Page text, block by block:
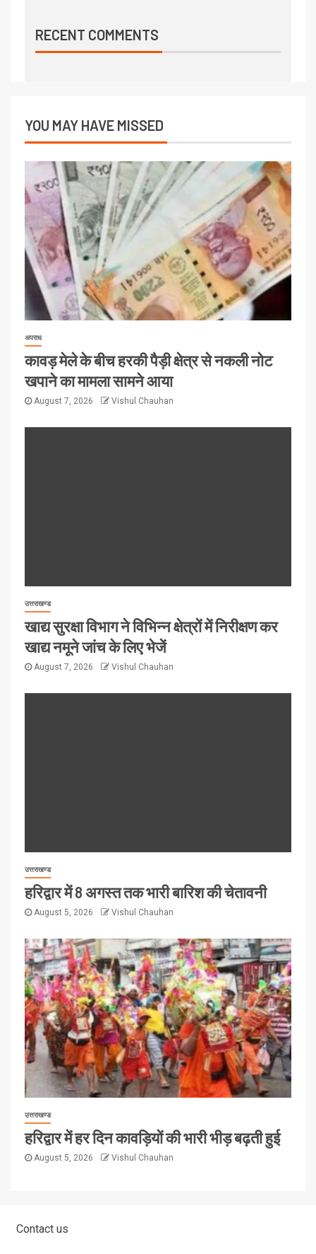
RECENT COMMENTS
YOU MAY HAVE MISSED
अपराध
कावड़ मेले के बीच हरकी पैड़ी क्षेत्र से नकली नोट
खपाने का मामला सामने आया
August 7, 2026 Vishul Chauhan
उत्तराखण्ड
खाद्य सुरक्षा विभाग ने विभिन्न क्षेत्रों में निरीक्षण कर
खाद्य नमूने जांच के लिए भेजें
August 7, 2026 Vishul Chauhan
उत्तराखण्ड
हरिद्वार में 8 अगस्त तक भारी बारिश की चेतावनी
August 5, 2026 Vishul Chauhan
उत्तराखण्ड
हरिद्वार में हर दिन कावड़ियों की भारी भीड़ बढ़ती हुई
August 5, 2026 Vishul Chauhan
Contact us